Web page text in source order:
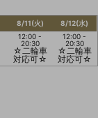
8/11(火)
12:00 -
20:30
☆二輪車
対応可☆
8/12(水)
12:00 -
20:30
☆二輪車
対応可☆